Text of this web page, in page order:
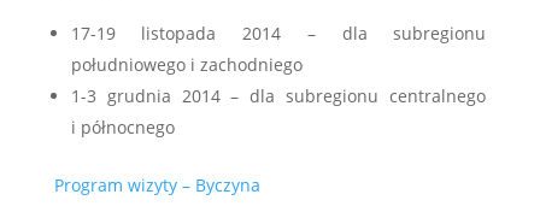
17-19 listopada 2014 – dla subregionu
południowego i zachodniego
1-3 grudnia 2014 – dla subregionu centralnego
i północnego
Program wizyty – Byczyna